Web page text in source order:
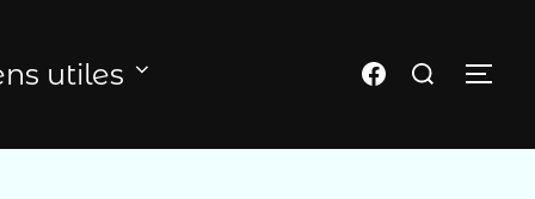
utiles Page FB du clubRechercher :